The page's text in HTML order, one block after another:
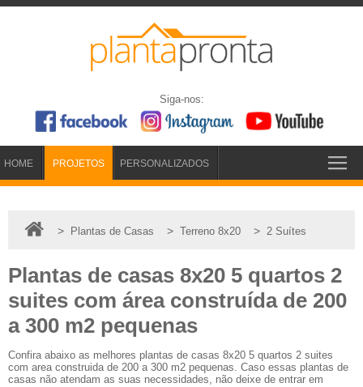
Siga-nos:
HOME PROJETOS PERSONALIZADOS
> Plantas de Casas > Terreno 8x20 > 2 Suítes
Plantas de casas 8x20 5 quartos 2
suites com área construída de 200
a 300 m2 pequenas
Confira abaixo as melhores plantas de casas 8x20 5 quartos 2 suites
com area construida de 200 a 300 m2 pequenas. Caso essas plantas de
casas não atendam as suas necessidades, não deixe de entrar em